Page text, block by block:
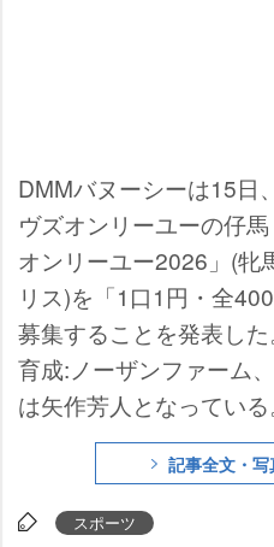
DMMバヌーシーは15日
ヴズオンリーユーの仔
オンリーユー2026」(牝
リス)を「1口1円・全
募集することを発表した
育成:ノーザンファーム
は矢作芳人となっている
記事全文・
スポーツ